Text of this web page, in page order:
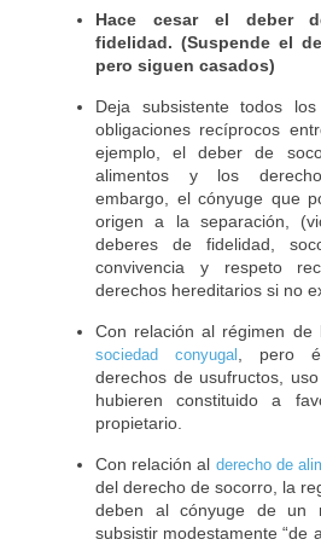
Contáctenos
Nuestra
Empresa
Noticias
Hace cesar el deber
fidelidad. (Suspende el
pero siguen casados)
Deja subsistente todos
obligaciones recíprocos
ejemplo, el deber de
alimentos y los
embargo, el cónyuge que
origen a la separación,
deberes de fidelidad,
convivencia y respeto
derechos hereditarios si no
Con relación al régimen de
sociedad conyugal
, pero
derechos de usufructos,
hubieren constituido a
propietario.
Con relación al derecho de
del derecho de socorro, la
deben al cónyuge de un
subsistir modestamente “de